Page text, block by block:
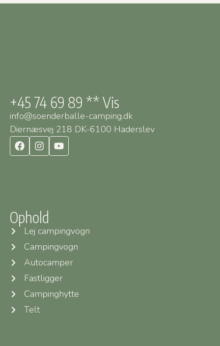
+45 74 69 89 ** Vis
info@soenderballe-camping.dk
Diernæsvej 218 DK-6100 Haderslev
Ophold
Lej campingvogn
Campingvogn
Autocamper
Fastligger
Campinghytte
Telt